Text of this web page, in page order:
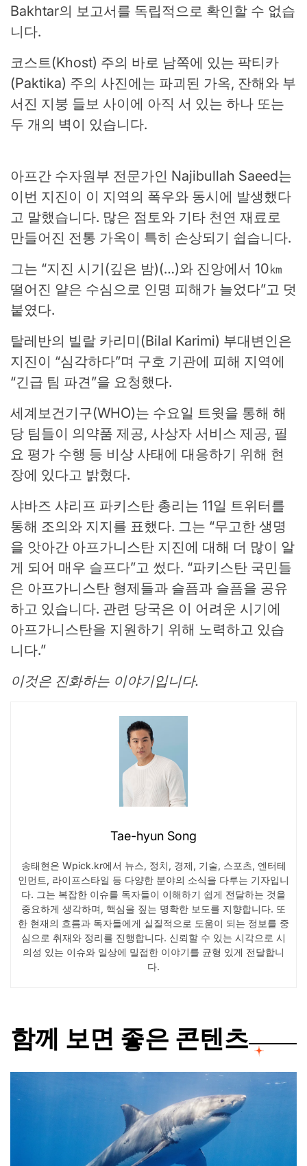
Bakhtar의 보고서를 독립적으로 확인할 수 없습
니다.
코스트(Khost) 주의 바로 남쪽에 있는 팍티카
(Paktika) 주의 사진에는 파괴된 가옥, 잔해와 부
서진 지붕 들보 사이에 아직 서 있는 하나 또는
두 개의 벽이 있습니다.
아프간 수자원부 전문가인 Najibullah Saeed는
이번 지진이 이 지역의 폭우와 동시에 발생했다
고 말했습니다. 많은 점토와 기타 천연 재료로
만들어진 전통 가옥이 특히 손상되기 쉽습니다.
그는 “지진 시기(깊은 밤)(…)와 진앙에서 10㎞
떨어진 얕은 수심으로 인명 피해가 늘었다”고 덧
붙였다.
탈레반의 빌랄 카리미(Bilal Karimi) 부대변인은
지진이 “심각하다”며 구호 기관에 피해 지역에
“긴급 팀 파견”을 요청했다.
세계보건기구(WHO)는 수요일 트윗을 통해 해
당 팀들이 의약품 제공, 사상자 서비스 제공, 필
요 평가 수행 등 비상 사태에 대응하기 위해 현
장에 있다고 밝혔다.
샤바즈 샤리프 파키스탄 총리는 11일 트위터를
통해 조의와 지지를 표했다. 그는 “무고한 생명
을 앗아간 아프가니스탄 지진에 대해 더 많이 알
게 되어 매우 슬프다”고 썼다. “파키스탄 국민들
은 아프가니스탄 형제들과 슬픔과 슬픔을 공유
하고 있습니다. 관련 당국은 이 어려운 시기에
아프가니스탄을 지원하기 위해 노력하고 있습
니다.”
이것은 진화하는 이야기입니다.
Tae-hyun Song
송태현은 Wpick.kr에서 뉴스, 정치, 경제, 기술, 스포츠, 엔터테
인먼트, 라이프스타일 등 다양한 분야의 소식을 다루는 기자입니
다. 그는 복잡한 이슈를 독자들이 이해하기 쉽게 전달하는 것을
중요하게 생각하며, 핵심을 짚는 명확한 보도를 지향합니다. 또
한 현재의 흐름과 독자들에게 실질적으로 도움이 되는 정보를 중
심으로 취재와 정리를 진행합니다. 신뢰할 수 있는 시각으로 시
의성 있는 이슈와 일상에 밀접한 이야기를 균형 있게 전달합니
다.
함께 보면 좋은 콘텐츠